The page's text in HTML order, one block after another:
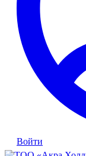
Войти